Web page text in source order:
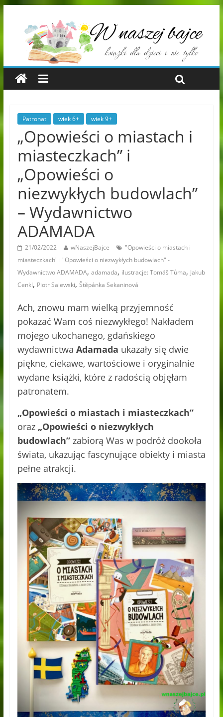
Patronat wiek 6+ wiek 9+
„Opowieści o miastach i
miasteczkach” i
„Opowieści o
niezwykłych budowlach”
– Wydawnictwo
ADAMADA
21/02/2022 wNaszejBajce
"Opowieści o miastach i
miasteczkach" i "Opowieści o niezwykłych budowlach" -
Wydawnictwo ADAMADA, adamada, ilustracje: Tomáš Tůma, Jakub
Cenkl, Piotr Salewski, Štěpánka Sekaninová
Ach, znowu mam wielką przyjemność
pokazać Wam coś niezwykłego! Nakładem
mojego ukochanego, gdańskiego
wydawnictwa Adamada ukazały się dwie
piękne, ciekawe, wartościowe i oryginalnie
wydane książki, które z radością objęłam
patronatem.
„Opowieści o miastach i miasteczkach”
oraz „Opowieści o niezwykłych
budowlach”zabiorą Was w podróż dookoła
świata, ukazując fascynujące obiekty i miasta
pełne atrakcji.